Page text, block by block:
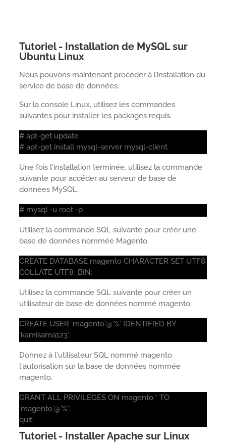
Tutoriel - Installation de MySQL sur
Ubuntu Linux
Nous pouvons maintenant procéder à l’installation du
service de base de données.
Sur la console Linux, utilisez les commandes
suivantes pour installer les packages requis.
# apt-get update
# apt-get install mysql-server mysql-client
Une fois l'installation terminée, utilisez la commande
suivante pour accéder au serveur de base de
données MySQL.
# mysql -u root -p
Utilisez la commande SQL suivante pour créer une
base de données nommée Magento.
CREATE DATABASE magento CHARACTER SET UTF8
COLLATE UTF8_BIN;
Utilisez la commande SQL suivante pour créer un
utilisateur de base de données nommé magento.
CREATE USER 'magento'@'%' IDENTIFIED BY
'kamisama123';
Donnez à l'utilisateur SQL nommé magento
l'autorisation sur la base de données nommée
magento.
GRANT ALL PRIVILEGES ON magento.* TO
'magento'@'%';
quit;
Tutoriel - Installer Apache sur Linux